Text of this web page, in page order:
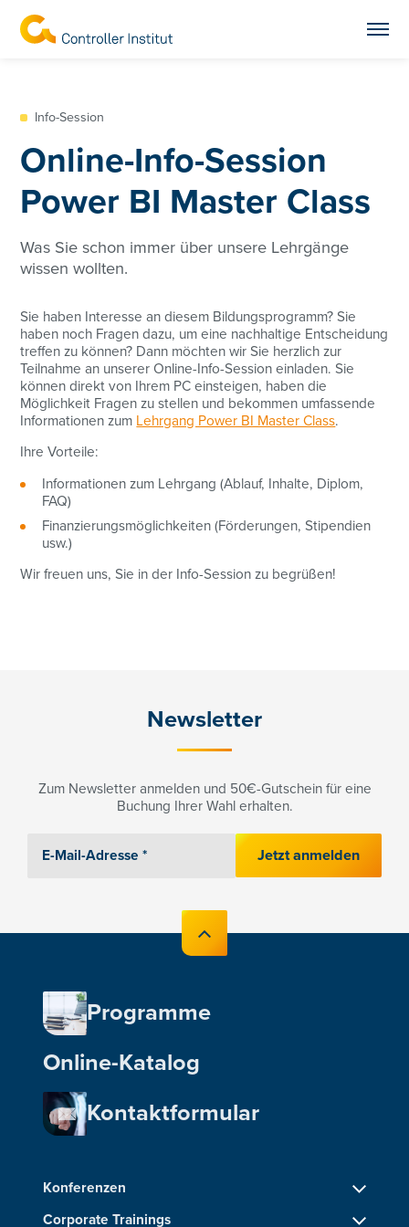
Info-Session
Online-Info-Session
Power BI Master Class
Was Sie schon immer über unsere Lehrgänge
wissen wollten.
Sie haben Interesse an diesem Bildungsprogramm? Sie
haben noch Fragen dazu, um eine nachhaltige Entscheidung
treffen zu können? Dann möchten wir Sie herzlich zur
Teilnahme an unserer Online-Info-Session einladen. Sie
können direkt von Ihrem PC einsteigen, haben die
Möglichkeit Fragen zu stellen und bekommen umfassende
Informationen zum Lehrgang Power BI Master Class.
Ihre Vorteile:
Informationen zum Lehrgang (Ablauf, Inhalte, Diplom,
FAQ)
Finanzierungsmöglichkeiten (Förderungen, Stipendien
usw.)
Wir freuen uns, Sie in der Info-Session zu begrüßen!
Newsletter
Zum Newsletter anmelden und 50€-Gutschein für eine
Buchung Ihrer Wahl erhalten.
Jetzt anmelden
Programme
Online-Katalog
Kontaktformular
Konferenzen
Corporate Trainings